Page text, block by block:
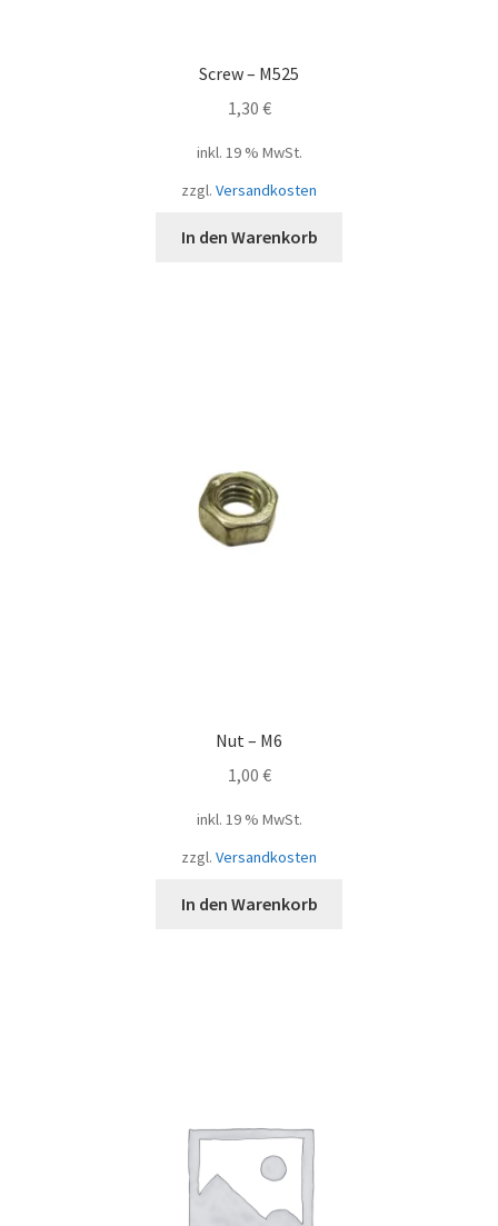
Screw – M525
1,30 €
inkl. 19 % MwSt.
zzgl. Versandkosten
In den Warenkorb
Nut – M6
1,00 €
inkl. 19 % MwSt.
zzgl. Versandkosten
In den Warenkorb